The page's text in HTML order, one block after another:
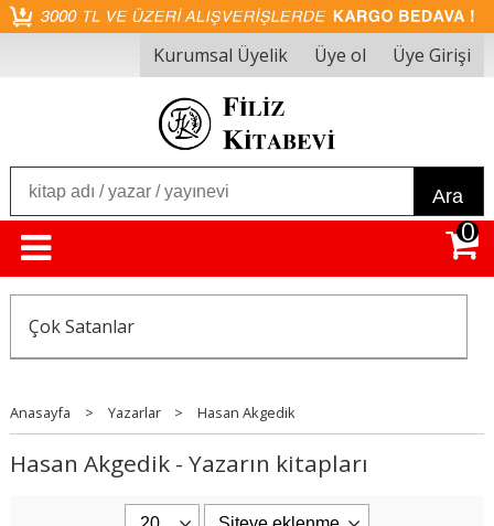
Kurumsal Üyelik Üye ol Üye Girişi
Ara
0
Çok Satanlar
Anasayfa > Yazarlar > Hasan Akgedik
Hasan Akgedik - Yazarın kitapları